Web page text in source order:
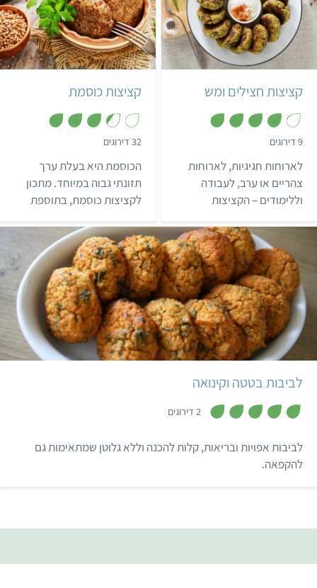
קל
קציצות חצילים ומש
9 דירוגים
1
מ
ת
ו
לארוחות חגיגיות, לארוחות
צהריים או ערב, לעבודה
וללימודים – הקציצות
בינוני 40 דקות
8 קציצות
קציצות כוסמת
32 דירוגים
4
מ
ת
הכוסמת היא בעלת ערך
תזונתי גבוה במיוחד. מתכון
לקציצות כוסמת, בתוספת
חמניה.
קל שעה ו-15 דקות 11 לביבות
לביבות בטטה וקינואה
2 דירוגים
ך
לביבות אפויות ובריאות, קלות להכנה וללא גלוטן שמתאימות גם
להקפאה.